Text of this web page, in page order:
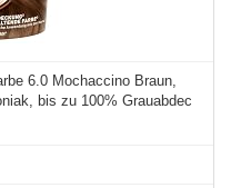
6.0 Mochaccino Braun,
bis zu 100% Grauabdec